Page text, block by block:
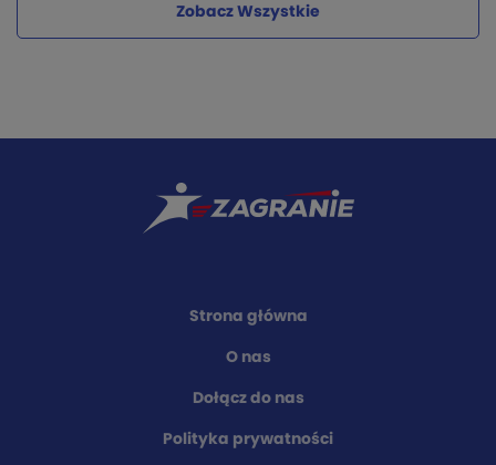
Zobacz Wszystkie
Strona główna
O nas
Dołącz do nas
Polityka prywatności